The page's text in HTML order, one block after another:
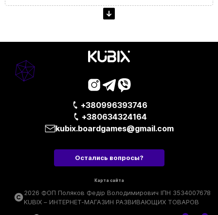
+380996393746
+380634324164
kubix.boardgames@gmail.com
Остались вопросы?
Карта сайта
2026 ФОП Поляков Федір Володимирович ІПН 3534007678
KUBIX – ИНТЕРНЕТ-МАГАЗИН РАЗВИВАЮЩИХ ТОВАРОВ